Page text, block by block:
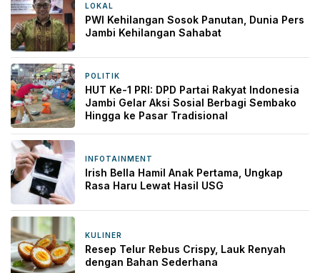
LOKAL
PWI Kehilangan Sosok Panutan, Dunia Pers
Jambi Kehilangan Sahabat
POLITIK
HUT Ke-1 PRI: DPD Partai Rakyat Indonesia
Jambi Gelar Aksi Sosial Berbagi Sembako
Hingga ke Pasar Tradisional
INFOTAINMENT
Irish Bella Hamil Anak Pertama, Ungkap
Rasa Haru Lewat Hasil USG
KULINER
Resep Telur Rebus Crispy, Lauk Renyah
dengan Bahan Sederhana